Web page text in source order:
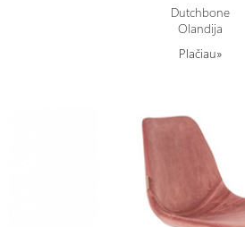
Dutchbone
Olandija
Plačiau»